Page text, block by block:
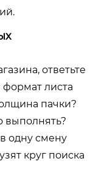
ответьте
листа
пачки?
выполнять?
одну смену
круг поиска